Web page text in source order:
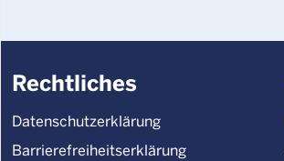
Rechtliches
Datenschutzerklärung
Barrierefreiheitserklärung